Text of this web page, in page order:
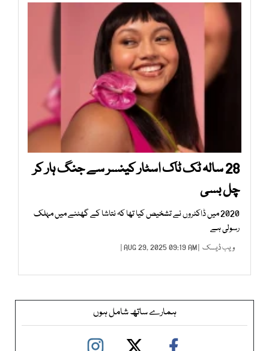
28 سالہ ٹک ٹاک اسٹار کینسر سے جنگ ہار کر
چل بسی
2020 میں ڈاکٹروں نے تشخیص کیا تھا کہ نتاشا کے گھٹنے میں مہلک
رسولی ہے
ویب ڈیسک | AUG 29, 2025 09:19 AM |
ہمارے ساتھ شامل ہوں